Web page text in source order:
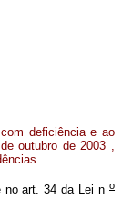
deficiência e ao
outubro de 2003 ,
no art. 34 da Lei no